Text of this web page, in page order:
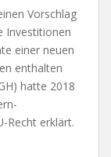
Vorschlag
Investitionen
einer neuen
enthalten
hatte 2018
Recht erklärt.